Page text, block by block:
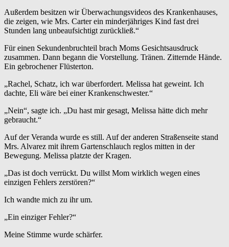
Außerdem besitzen wir Überwachungsvideos des Krankenhauses,
die zeigen, wie Mrs. Carter ein minderjähriges Kind fast drei
Stunden lang unbeaufsichtigt zurückließ.“
Für einen Sekundenbruchteil brach Moms Gesichtsausdruck
zusammen. Dann begann die Vorstellung. Tränen. Zitternde Hände.
Ein gebrochener Flüsterton.
„Rachel, Schatz, ich war überfordert. Melissa hat geweint. Ich
dachte, Eli wäre bei einer Krankenschwester.“
„Nein“, sagte ich. „Du hast mir gesagt, Melissa hätte dich mehr
gebraucht.“
Auf der Veranda wurde es still. Auf der anderen Straßenseite stand
Mrs. Alvarez mit ihrem Gartenschlauch reglos mitten in der
Bewegung. Melissa platzte der Kragen.
„Das ist doch verrückt. Du willst Mom wirklich wegen eines
einzigen Fehlers zerstören?“
Ich wandte mich zu ihr um.
„Ein einziger Fehler?“
Meine Stimme wurde schärfer.